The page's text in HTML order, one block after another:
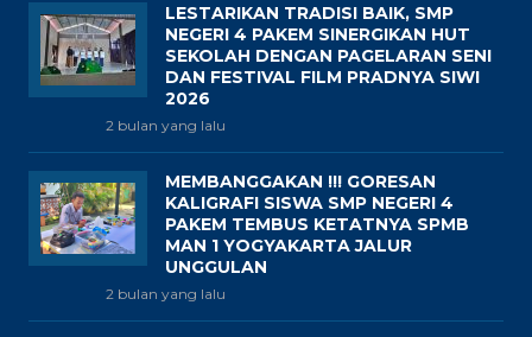
LESTARIKAN TRADISI BAIK, SMP
NEGERI 4 PAKEM SINERGIKAN HUT
SEKOLAH DENGAN PAGELARAN SENI
DAN FESTIVAL FILM PRADNYA SIWI
2026
2 bulan yang lalu
MEMBANGGAKAN !!! GORESAN
KALIGRAFI SISWA SMP NEGERI 4
PAKEM TEMBUS KETATNYA SPMB
MAN 1 YOGYAKARTA JALUR
UNGGULAN
2 bulan yang lalu